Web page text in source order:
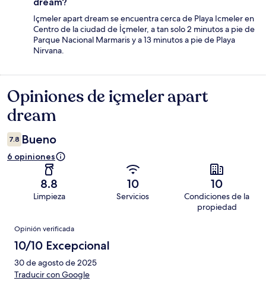
Içmeler apart dream se encuentra cerca de Playa Icmeler en
Centro de la ciudad de İçmeler, a tan solo 2 minutos a pie de
Parque Nacional Marmaris y a 13 minutos a pie de Playa
Nirvana.
Opiniones
Opiniones de içmeler apart
dream
7.8 Bueno
6 opiniones
8.8
Limpieza
10
Servicios
10
Condiciones de la
propiedad
Opiniones
Opinión verificada
10/10 Excepcional
30 de agosto de 2025
Traducir con Google